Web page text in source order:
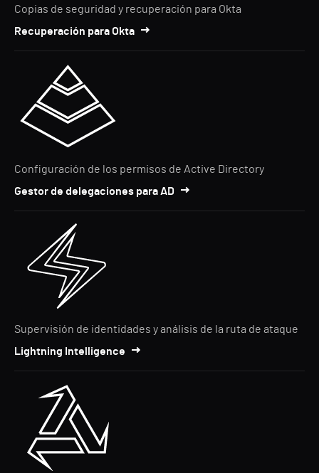
Copias de seguridad y recuperación para Okta
Recuperación para Okta
Configuración de los permisos de Active Directory
Gestor de delegaciones para AD
Supervisión de identidades y análisis de la ruta de ataque
Lightning Intelligence